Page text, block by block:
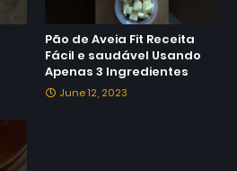
Pão de Aveia Fit Receita
Fácil e saudável Usando
Apenas 3 Ingredientes
June 12, 2023